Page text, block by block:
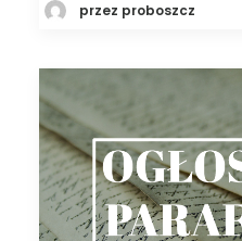
przez proboszcz